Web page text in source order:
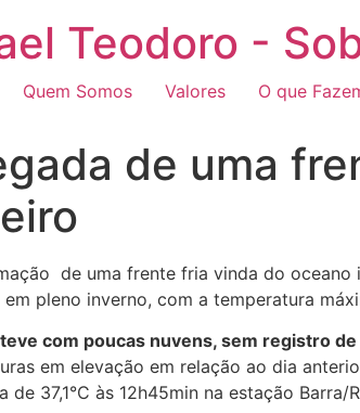
Teodoro -
Quem Somos Valores O que
de uma
de uma frente fria vinda do oceano
pleno inverno, com a temperatura
com poucas nuvens, sem registro de
em elevação em relação ao dia
de 37,1°C às 12h45min na estação